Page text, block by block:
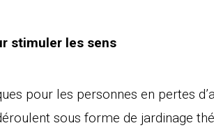
stimuler les sens
pour les personnes en pertes
sous forme de jardinage